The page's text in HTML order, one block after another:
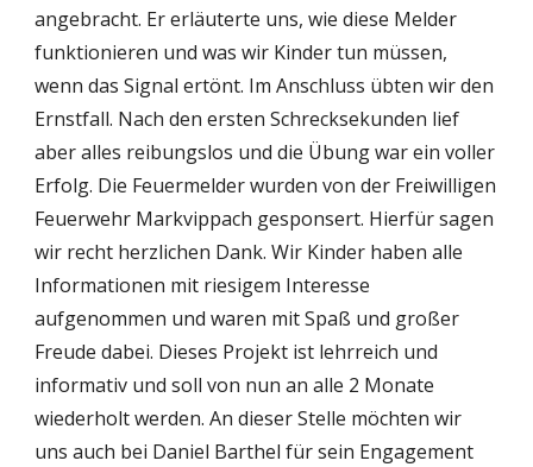
angebracht. Er erläuterte uns, wie diese Melder
funktionieren und was wir Kinder tun müssen,
wenn das Signal ertönt. Im Anschluss übten wir den
Ernstfall. Nach den ersten Schrecksekunden lief
aber alles reibungslos und die Übung war ein voller
Erfolg. Die Feuermelder wurden von der Freiwilligen
Feuerwehr Markvippach gesponsert. Hierfür sagen
wir recht herzlichen Dank. Wir Kinder haben alle
Informationen mit riesigem Interesse
aufgenommen und waren mit Spaß und großer
Freude dabei. Dieses Projekt ist lehrreich und
informativ und soll von nun an alle 2 Monate
wiederholt werden. An dieser Stelle möchten wir
uns auch bei Daniel Barthel für sein Engagement